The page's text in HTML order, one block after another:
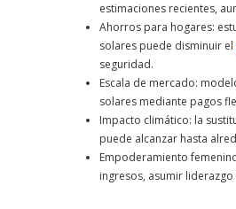
estimaciones recientes,
Ahorros para hogares:
solares puede disminuir el
seguridad.
Escala de mercado:
solares mediante pagos
Impacto climático: la
puede alcanzar hasta
Empoderamiento
ingresos, asumir